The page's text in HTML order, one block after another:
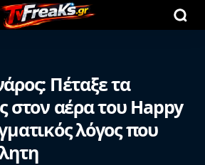
Πέταξε τα
στον αέρα του Happy
λόγος που